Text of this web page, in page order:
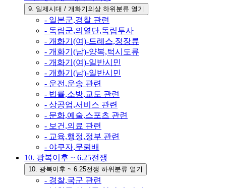
9. 일제시대 / 개화기의상 하위분류 열기
- 일본군,경찰 관련
- 독립군,의열단,독립투사
- 개화기(여)-드레스,정장류
- 개화기(남)-양복,턱시도류
- 개화기(여)-일반시민
- 개화기(남)-일반시민
- 운전,운송 관련
- 법률,소방,교도 관련
- 상공업,서비스 관련
- 문화,예술,스포츠 관련
- 보건,의료 관련
- 교육,행정,정부 관련
- 야쿠자,무뢰배
10. 광복이후 ~ 6.25전쟁
10. 광복이후 ~ 6.25전쟁 하위분류 열기
- 경찰,국군 관련